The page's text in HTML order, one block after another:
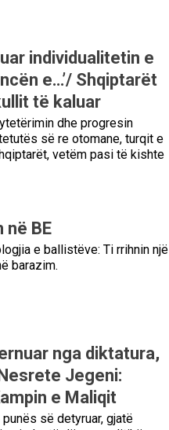
individualitetin e
e…’/ Shqiptarët
të kaluar
dhe progresin
së re otomane, turqit e
vetëm pasi të kishte
në BE
e ballistëve: Ti rrihnin një
barazim.
nga diktatura,
Jegeni:
e Maliqit
së detyruar, gjatë